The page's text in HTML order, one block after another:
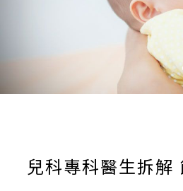
兒科專科醫生拆解